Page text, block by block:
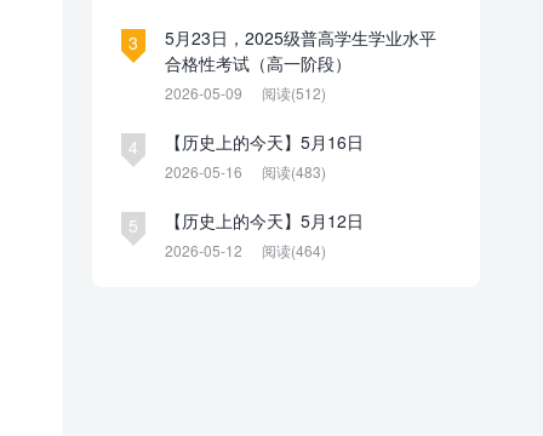
3
5月23日，2025级普高学生学业水平
合格性考试（高一阶段）
2026-05-09 阅读(512)
4 【历史上的今天】5月16日
2026-05-16 阅读(483)
5 【历史上的今天】5月12日
2026-05-12 阅读(464)